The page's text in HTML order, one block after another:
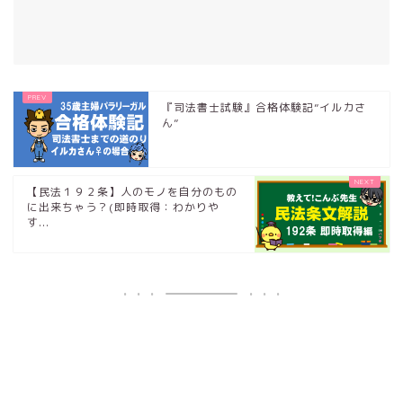
『司法書士試験』合格体験記”イルカさ
ん”
【民法１９２条】人のモノを自分のもの
に出来ちゃう？(即時取得：わかりや
す...